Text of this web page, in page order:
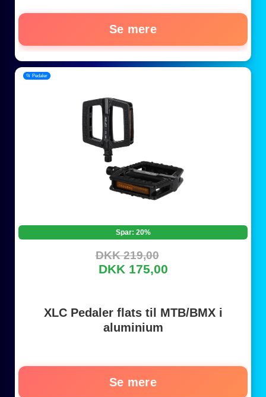
Se mere
📂 Pedaler
Spar: 20%
DKK 219,00
DKK 175,00
XLC Pedaler flats til MTB/BMX i
aluminium
Se mere